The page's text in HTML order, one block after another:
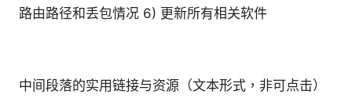
路由路径和丢包情况 6) 更新所有相关软件
中间段落的实用链接与资源（文本形式，非可点击）